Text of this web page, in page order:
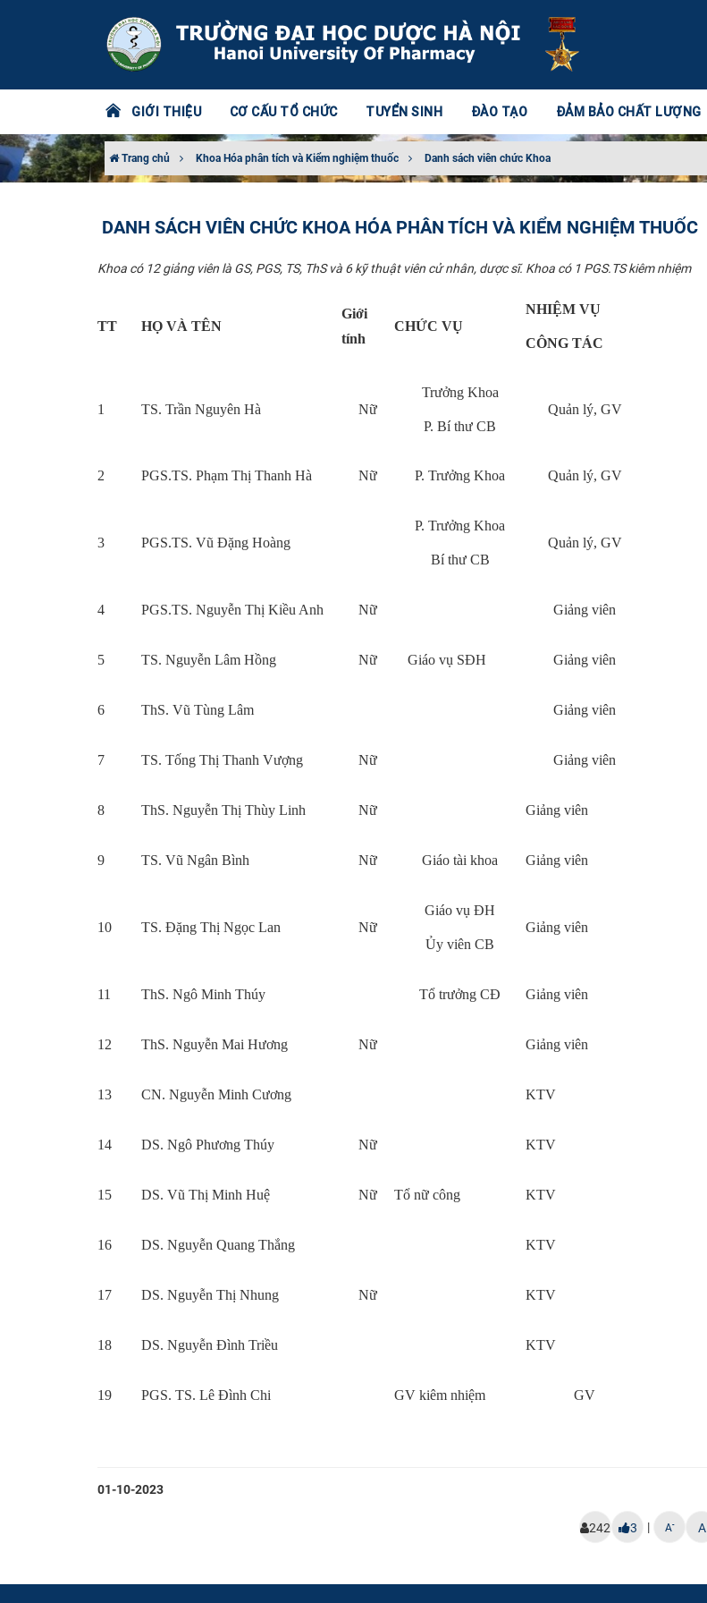
GIỚI THIỆU CƠ CẤU TỔ CHỨC TUYỂN SINH ĐÀO TẠO ĐẢM BẢO CHẤT LƯỢNG
Trang chủ Khoa Hóa phân tích và Kiểm nghiệm thuốc Danh sách viên chức Khoa
DANH SÁCH VIÊN CHỨC KHOA HÓA PHÂN TÍCH VÀ KIỂM NGHIỆM THUỐC
Khoa có 12 giảng viên là GS, PGS, TS, ThS và 6 kỹ thuật viên cử nhân, dược sĩ. Khoa có 1 PGS.TS kiêm nhiệm
TT HỌ VÀ TÊN
Giới
tính
CHỨC VỤ
NHIỆM VỤ
CÔNG TÁC
1 TS. Trần Nguyên Hà Nữ
Trưởng Khoa
P. Bí thư CB
Quản lý, GV
2 PGS.TS. Phạm Thị Thanh Hà Nữ P. Trưởng Khoa Quản lý, GV
3 PGS.TS. Vũ Đặng Hoàng
P. Trưởng Khoa
Bí thư CB
Quản lý, GV
4 PGS.TS. Nguyễn Thị Kiều Anh Nữ Giảng viên
5 TS. Nguyễn Lâm Hồng Nữ Giáo vụ SĐH Giảng viên
6 ThS. Vũ Tùng Lâm Giảng viên
7 TS. Tống Thị Thanh Vượng Nữ Giảng viên
8 ThS. Nguyễn Thị Thùy Linh Nữ Giảng viên
9 TS. Vũ Ngân Bình Nữ Giáo tài khoa Giảng viên
10 TS. Đặng Thị Ngọc Lan Nữ
Giáo vụ ĐH
Ủy viên CB
Giảng viên
11 ThS. Ngô Minh Thúy Tổ trưởng CĐ Giảng viên
12 ThS. Nguyễn Mai Hương Nữ Giảng viên
13 CN. Nguyễn Minh Cương KTV
14 DS. Ngô Phương Thúy Nữ KTV
15 DS. Vũ Thị Minh Huệ Nữ Tổ nữ công KTV
16 DS. Nguyễn Quang Thắng KTV
17 DS. Nguyễn Thị Nhung Nữ KTV
18 DS. Nguyễn Đình Triều KTV
19 PGS. TS. Lê Đình Chi GV kiêm nhiệm GV
01-10-2023
242 3 | A- A